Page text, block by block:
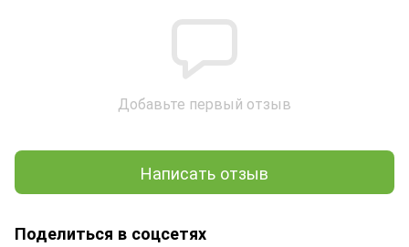
Добавьте первый отзыв
Написать отзыв
Поделиться в соцсетях